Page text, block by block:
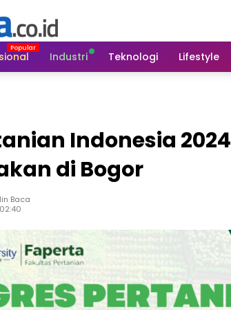
Industri Teknologi Lifestyle
Indonesia 2024
di Bogor
Baca